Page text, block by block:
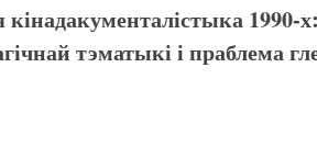
кінадакументалістыка
тэматыкі і праблема